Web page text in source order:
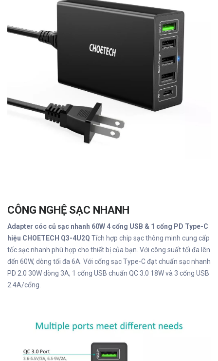
CÔNG NGHỆ SẠC NHANH
Adapter cóc củ sạc nhanh 60W 4 cổng USB & 1 cổng PD Type-C
hiệu CHOETECH Q3-4U2Q Tích hợp chip sạc thông minh cung cấp
tốc sạc nhanh phù hợp cho thiết bị của bạn. Với công suất tối đa lên
đến 60W, dòng tối đa 6A. Với cổng sạc Type-C đạt chuẩn sạc nhanh
PD 2.0 30W dòng 3A, 1 cổng USB chuẩn QC 3.0 18W và 3 cổng USB
2.4A/cổng.